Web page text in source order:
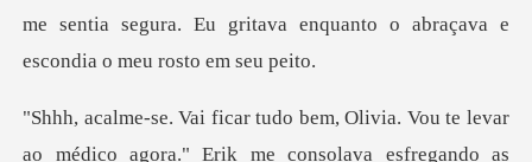
me sentia segura. Eu gritava enquanto o
co agora." Erik me consolava esfregando as